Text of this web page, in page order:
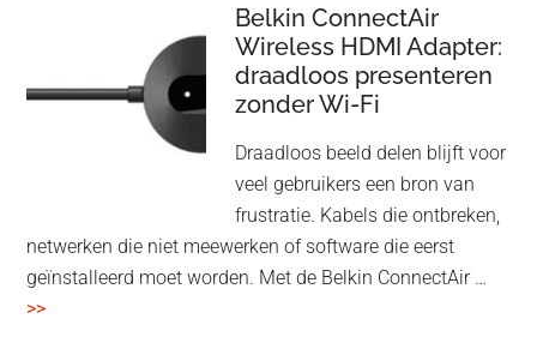
Speaker
in
een
twist
Belkin ConnectAir
Wireless HDMI Adapter:
draadloos presenteren
zonder Wi-Fi
Draadloos beeld delen blijft voor
veel gebruikers een bron van
frustratie. Kabels die ontbreken,
netwerken die niet meewerken of software die eerst
geïnstalleerd moet worden. Met de Belkin ConnectAir …
>>overBelkin